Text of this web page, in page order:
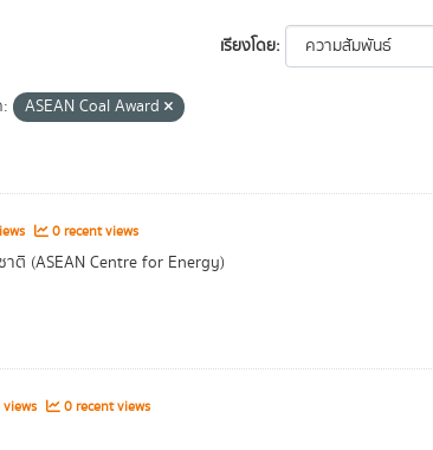
เรียงโดย
ASEAN Coal Award
0 recent views
าติ (ASEAN Centre for Energy)
0 recent views